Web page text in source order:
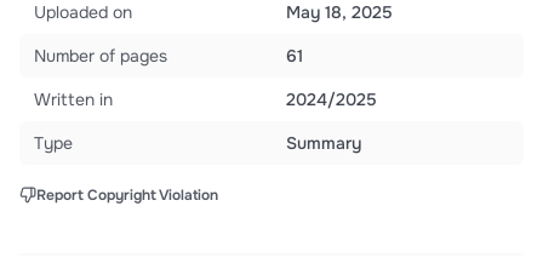
Uploaded on
May 18, 2025
Number of pages
61
Written in
2024/2025
Type
Summary
Report Copyright Violation